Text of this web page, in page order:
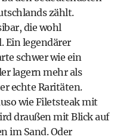
zählt.
die wohl
Ein legendärer
schwer wie ein
lagern mehr als
echte Raritäten.
wie Filetsteak mit
draußen mit Blick auf
im Sand. Oder